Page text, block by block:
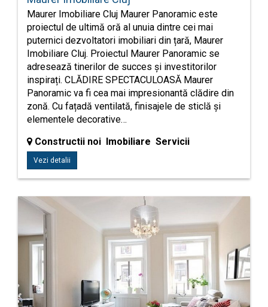
Maurer Imobiliare Cluj Maurer Panoramic este
proiectul de ultimă oră al unuia dintre cei mai
puternici dezvoltatori imobiliari din țară, Maurer
Imobiliare Cluj. Proiectul Maurer Panoramic se
adresează tinerilor de succes și investitorilor
inspirați. CLĂDIRE SPECTACULOASĂ Maurer
Panoramic va fi cea mai impresionantă clădire din
zonă. Cu fațadă ventilată, finisajele de sticlă și
elementele decorative…
Constructii noi Imobiliare Servicii
Vezi detalii